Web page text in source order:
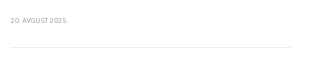
20. AVGUST 2025.